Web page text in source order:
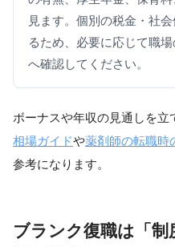
見ます。個別の税金・社
るため、必要に応じて職
へ確認してください。
ボーナスや年収の見通しを立
相場ガイドや薬剤師の転職時
参考になります。
ブランク復職は「制